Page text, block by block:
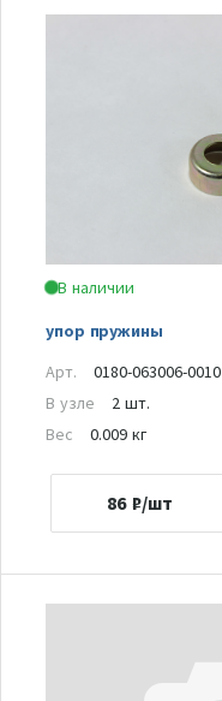
В наличии
упор пружины
Арт.
0180-063006-0010
В узле
2 шт.
Вес
0.009 кг
86 ₽/шт